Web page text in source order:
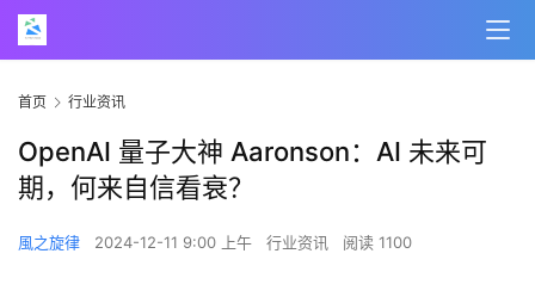
首页 行业资讯
OpenAI 量子大神 Aaronson：AI 未来可
期，何来自信看衰？
風之旋律 2024-12-11 9:00 上午 行业资讯 阅读 1100